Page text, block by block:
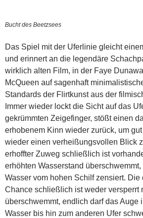
Bucht des Beetzsees
Das Spiel mit der Uferlinie gleicht
und erinnert an die legendäre
wirklich alten Film, in der Faye
McQueen auf sagenhaft
Standards der Flirtkunst aus der
Immer wieder lockt die Sicht auf das
gekrümmten Zeigefinger, stößt einen
erhobenem Kinn wieder zurück, um
wieder einen verheißungsvollen Blick
erhoffter Zuweg schließlich ist
erhöhten Wasserstand
Wasser vom hohen Schilf zensiert. Die
Chance schließlich ist weder versperrt
überschwemmt, endlich darf das Auge
Wasser bis hin zum anderen Ufer